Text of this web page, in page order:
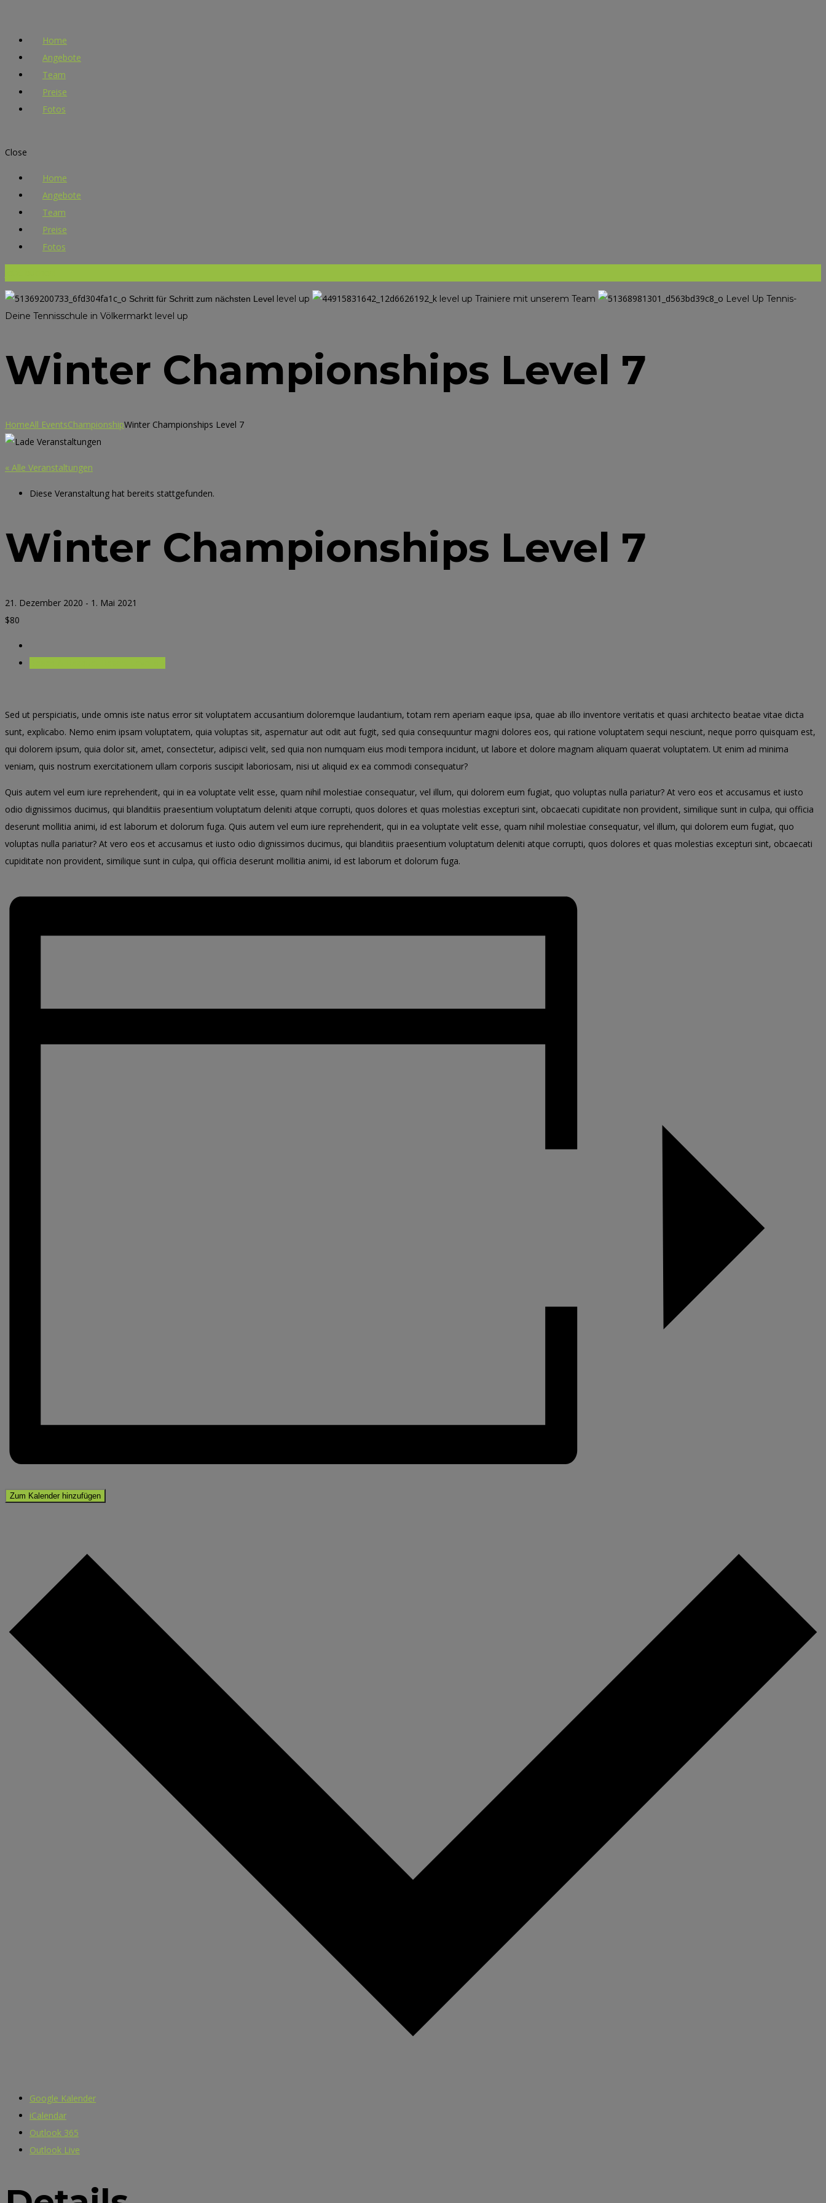
Home
Angebote
Team
Preise
Fotos
Close
Home
Angebote
Team
Preise
Fotos
Schritt für Schritt zum nächsten Level level up level up Trainiere mit unserem Team
Level Up Tennis-
Deine Tennisschule in Völkermarkt level up
Winter Championships Level 7
HomeAll EventsChampionshipWinter Championships Level 7
« Alle Veranstaltungen
Diese Veranstaltung hat bereits stattgefunden.
Winter Championships Level 7
21. Dezember 2020 - 1. Mai 2021
$80
Sed ut perspiciatis, unde omnis iste natus error sit voluptatem accusantium doloremque laudantium, totam rem aperiam eaque ipsa, quae ab illo inventore veritatis et quasi architecto beatae vitae dicta
sunt, explicabo. Nemo enim ipsam voluptatem, quia voluptas sit, aspernatur aut odit aut fugit, sed quia consequuntur magni dolores eos, qui ratione voluptatem sequi nesciunt, neque porro quisquam est,
qui dolorem ipsum, quia dolor sit, amet, consectetur, adipisci velit, sed quia non numquam eius modi tempora incidunt, ut labore et dolore magnam aliquam quaerat voluptatem. Ut enim ad minima
veniam, quis nostrum exercitationem ullam corporis suscipit laboriosam, nisi ut aliquid ex ea commodi consequatur?
Quis autem vel eum iure reprehenderit, qui in ea voluptate velit esse, quam nihil molestiae consequatur, vel illum, qui dolorem eum fugiat, quo voluptas nulla pariatur? At vero eos et accusamus et iusto
odio dignissimos ducimus, qui blanditiis praesentium voluptatum deleniti atque corrupti, quos dolores et quas molestias excepturi sint, obcaecati cupiditate non provident, similique sunt in culpa, qui officia
deserunt mollitia animi, id est laborum et dolorum fuga. Quis autem vel eum iure reprehenderit, qui in ea voluptate velit esse, quam nihil molestiae consequatur, vel illum, qui dolorem eum fugiat, quo
voluptas nulla pariatur? At vero eos et accusamus et iusto odio dignissimos ducimus, qui blanditiis praesentium voluptatum deleniti atque corrupti, quos dolores et quas molestias excepturi sint, obcaecati
cupiditate non provident, similique sunt in culpa, qui officia deserunt mollitia animi, id est laborum et dolorum fuga.
Zum Kalender hinzufügen
Google Kalender
iCalendar
Outlook 365
Outlook Live